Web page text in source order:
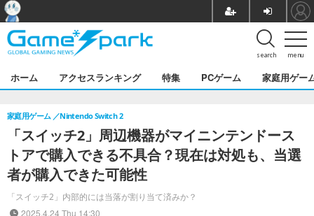
menu
search
ホーム アクセスランキング 特集 PCゲーム 家庭用ゲー
「スイッチ2」周辺機器がマイニンテンドース
トアで購入できる不具合？現在は対処も、当選
者が購入できた可能性
「スイッチ2」内部的には当落が割り当て済みか？
家庭用ゲーム Nintendo Switch 2
2025.4.24 Thu 14:30